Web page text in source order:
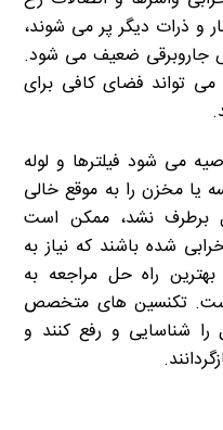
و ذرات دیگر پر می شوند،
جاروبرقی ضعیف می شود.
تواند فضای کافی برای
می شود فیلترها و لوله
یا مخزن را به موقع خالی
برطرف نشد، ممکن است
شده باشند که نیاز به
راه حل مراجعه به
است. تکنسین های متخصص
را شناسایی و رفع کنند و